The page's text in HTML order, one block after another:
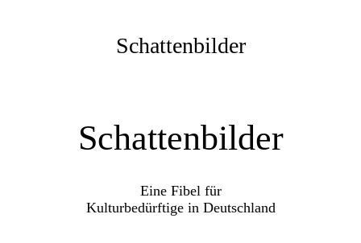
Schattenbilder
Schattenbilder
Eine Fibel für
Kulturbedürftige in Deutschland